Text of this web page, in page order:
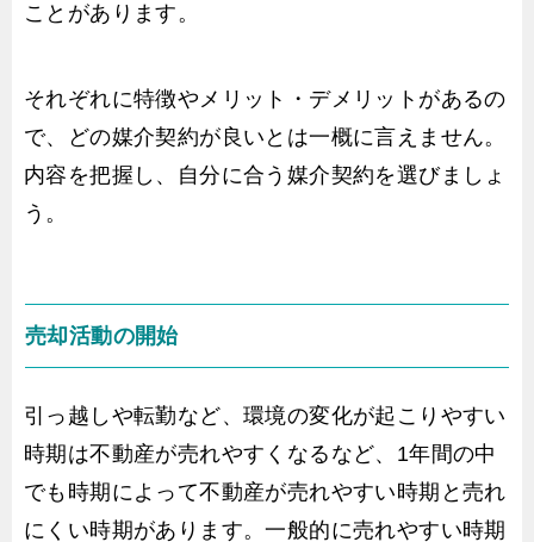
ことがあります。
それぞれに特徴やメリット・デメリットがあるの
で、どの媒介契約が良いとは一概に言えません。
内容を把握し、自分に合う媒介契約を選びましょ
う。
売却活動の開始
引っ越しや転勤など、環境の変化が起こりやすい
時期は不動産が売れやすくなるなど、1年間の中
でも時期によって不動産が売れやすい時期と売れ
にくい時期があります。一般的に売れやすい時期